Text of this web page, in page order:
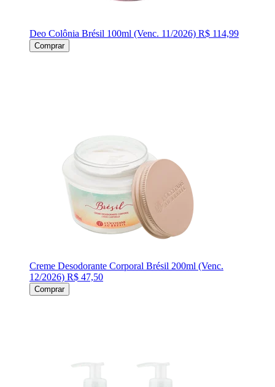
Deo Colônia Brésil 100ml (Venc. 11/2026) R$ 114,99
Comprar
Creme Desodorante Corporal Brésil 200ml (Venc.
12/2026) R$ 47,50
Comprar